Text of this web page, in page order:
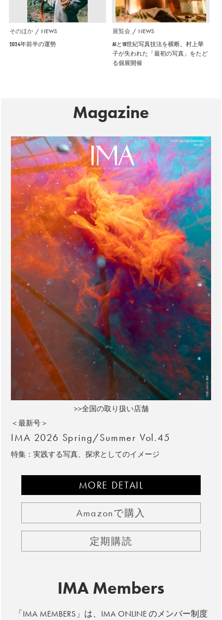
そのほか NEWS
2024年前半の運勢
展覧会 NEWS
AIと19世紀写真技法を横断。村上華
子が失われた「最初の写真」をたど
る個展開催
Magazine
>>全国の取り扱い店舗
＜最新号＞
IMA 2026 Spring/Summer Vol.45
特集：実践する写真、探求としてのイメージ
MORE DETAIL
Amazonで購入
定期購読
IMA Members
「IMA MEMBERS」は、IMA ONLINE のメンバー制度